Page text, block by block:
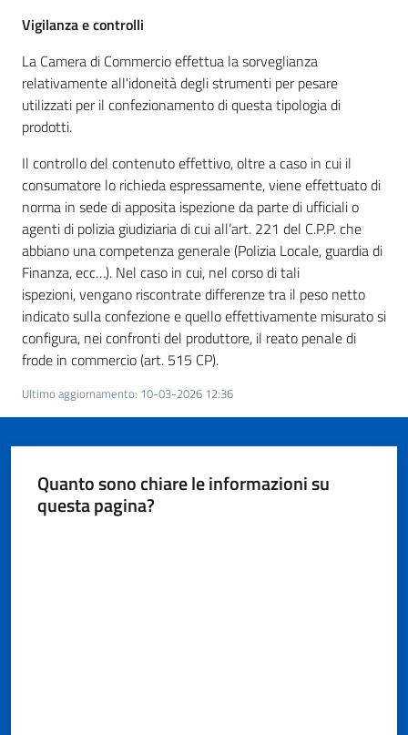
Vigilanza e controlli
La Camera di Commercio effettua la sorveglianza
relativamente all'idoneità degli strumenti per pesare
utilizzati per il confezionamento di questa tipologia di
prodotti.
Il controllo del contenuto effettivo, oltre a caso in cui il
consumatore lo richieda espressamente, viene effettuato di
norma in sede di apposita ispezione da parte di ufficiali o
agenti di polizia giudiziaria di cui all’art. 221 del C.P.P. che
abbiano una competenza generale (Polizia Locale, guardia di
Finanza, ecc…). Nel caso in cui, nel corso di tali
ispezioni, vengano riscontrate differenze tra il peso netto
indicato sulla confezione e quello effettivamente misurato si
configura, nei confronti del produttore, il reato penale di
frode in commercio (art. 515 CP).
Ultimo aggiornamento: 10-03-2026 12:36
Quanto sono chiare le informazioni su
questa pagina?